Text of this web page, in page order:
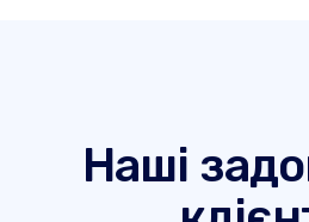
Наші